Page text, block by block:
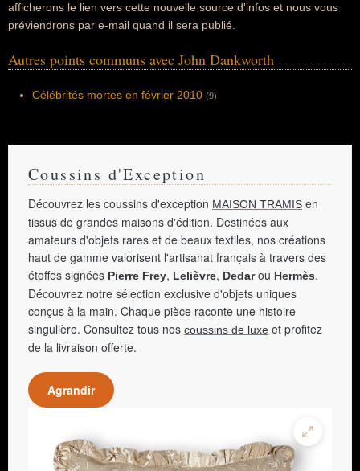
afficherons le lien vers cette nouvelle source d'infos et nous vous
préviendrons par e-mail quand il sera publié.
Autres points communs avec John Dankworth
Célébrités mortes en février 2010 (9)
Coussins d'Exception
Découvrez les coussins d'exception MAISON TRAMIS en
tissus de grandes maisons d'édition. Destinées aux
amateurs d'objets rares et de beaux textiles, nos créations
haut de gamme valorisent l'artisanat français à travers des
étoffes signées Pierre Frey, Lelièvre, Dedarou Hermès.
Découvrez notre sélection exclusive d'objets uniques
conçus à la main. Chaque pièce raconte une histoire
singulière. Consultez tous nos coussins de luxe et profitez
de la livraison offerte.
Agrandir